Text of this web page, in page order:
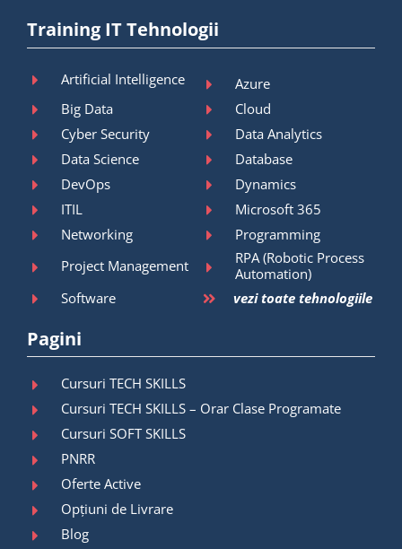
Training IT Tehnologii
Artificial Intelligence
Azure
Big Data
Cloud
Cyber Security
Data Analytics
Data Science
Database
DevOps
Dynamics
ITIL
Microsoft 365
Networking
Programming
Project Management
RPA (Robotic Process
Automation)
Software
vezi toate tehnologiile
Pagini
Cursuri TECH SKILLS
Cursuri TECH SKILLS – Orar Clase Programate
Cursuri SOFT SKILLS
PNRR
Oferte Active
Opțiuni de Livrare
Blog